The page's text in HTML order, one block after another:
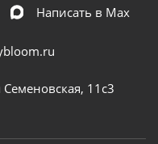
Написать в Мах
11с3